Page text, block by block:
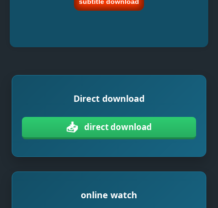
Direct download
📥 direct download
online watch